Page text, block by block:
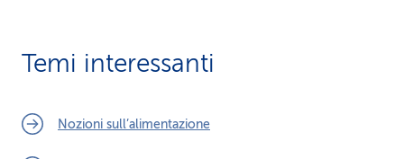
Temi interessanti
Nozioni sull’alimentazione